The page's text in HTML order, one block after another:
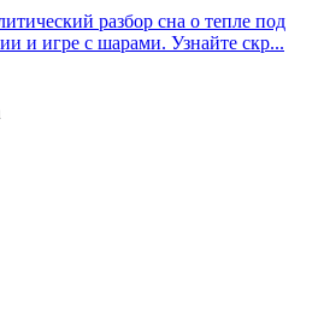
разбор сна о тепле под
и игре с шарами. Узнайте скр...